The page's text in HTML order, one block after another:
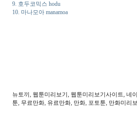
9. 호두코믹스 hodu
10. 마나모아 manamoa
뉴토끼, 웹툰미리보기, 웹툰미리보기사이트, 네
툰, 무료만화, 유료만화, 만화, 포토툰, 만화미리